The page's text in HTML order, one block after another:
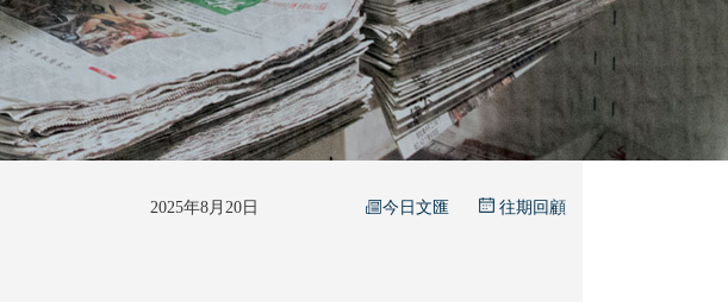
文匯報 2025年8月20日 今日文匯 往期回顧